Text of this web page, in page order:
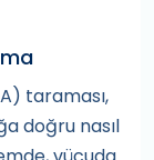
taraması,
doğru nasıl